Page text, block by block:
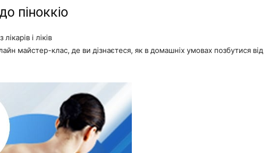
піноккіо
і ліків
майстер-клас, де ви дізнаєтеся, як в домашніх умовах позбутися від